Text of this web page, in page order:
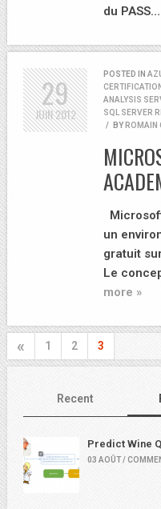
du PASS…
POSTED IN
ANALYSIS
SQL SERVER
/
BY ROMAIN
un
gratuit
Le
more »
29
JUIN2012
« 1 2 3
Recent
Predict Wine
03 AOÛT /